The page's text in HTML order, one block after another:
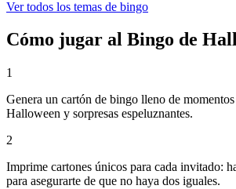
Ver todos los temas de bingo
Cómo jugar al Bingo de
1
Genera un cartón de bingo lleno de
Halloween y sorpresas espeluznantes.
2
Imprime cartones únicos para cada invitado:
para asegurarte de que no haya dos iguales.